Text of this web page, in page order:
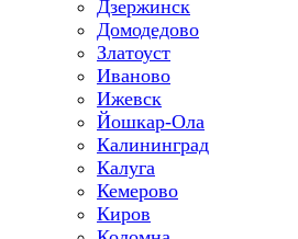
Дзержинск
Домодедово
Златоуст
Иваново
Ижевск
Йошкар-Ола
Калининград
Калуга
Кемерово
Киров